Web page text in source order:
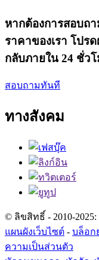
หากต้องการสอบถ
ราคาของเรา โปร
กลับภายใน 24 ชั่วโ
สอบถามทันที
ทางสังคม
© ลิขสิทธิ์ - 2010-
แผนผังเว็บไซต์ - บล็อก
ความเป็นส่วนตัว